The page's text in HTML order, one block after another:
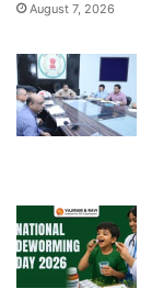
August 7, 2026